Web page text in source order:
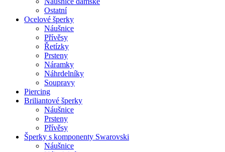
Ostatní
Ocelové šperky
Náušnice
Přívěsy
Řetízky
Prsteny
Náramky
Náhrdelníky
Soupravy
Piercing
Briliantové šperky
Náušnice
Prsteny
Přívěsy
Šperky s komponenty Swarovski
Náušnice